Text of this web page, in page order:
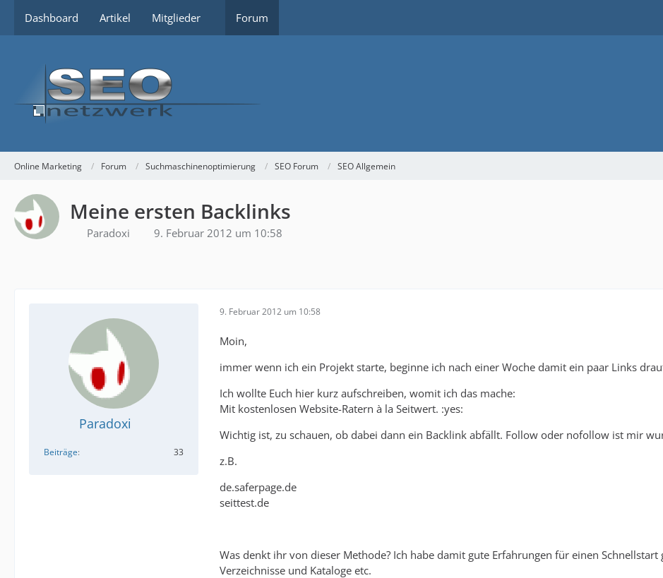
Dashboard Artikel Mitglieder Forum
Online Marketing Forum Suchmaschinenoptimierung SEO Forum SEO Allgemein
Meine ersten Backlinks
Paradoxi 9. Februar 2012 um 10:58
Paradoxi
Beiträge 33
9. Februar 2012 um 10:58
Moin,
immer wenn ich ein Projekt starte, beginne ich nach einer Woche damit ein paar Links
Ich wollte Euch hier kurz aufschreiben, womit ich das mache:
Mit kostenlosen Website-Ratern à la Seitwert. :yes:
Wichtig ist, zu schauen, ob dabei dann ein Backlink abfällt. Follow oder nofollow ist mir
z.B.
de.saferpage.de
seittest.de
Was denkt ihr von dieser Methode? Ich habe damit gute Erfahrungen für einen Schnellstart
Verzeichnisse und Kataloge etc.